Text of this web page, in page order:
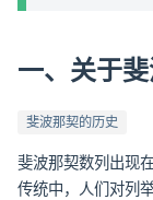
一、关于
斐波那契的历史
斐波那契数列出现
传统中，人们对列